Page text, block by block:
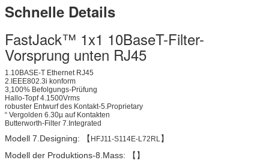
Schnelle Details
FastJack™ 1x1 10BaseT-Filter-
Vorsprung unten RJ45
1.10BASE-T Ethernet RJ45
2.IEEE802.3i konform
3,100% Befolgungs-Prüfung
Hallo-Topf 4.1500Vrms
robuster Entwurf des Kontakt-5.Proprietary
“ Vergolden 6.30µ auf Kontakten
Butterworth-Filter 7.Integrated
Modell 7.Designing: 【 HFJ11-S114E-L72RL】
Modell der Produktions-8.Mass: 【】